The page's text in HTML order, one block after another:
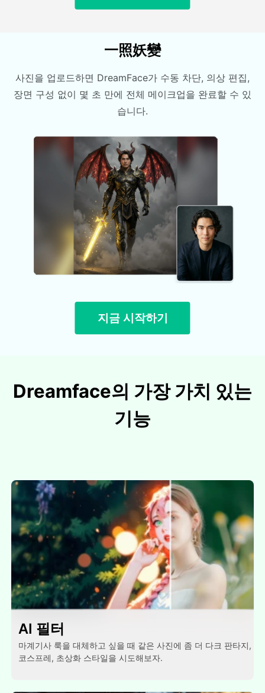
一照妖變
사진을 업로드하면 DreamFace가 수동 차단, 의상 편집,
장면 구성 없이 몇 초 만에 전체 메이크업을 완료할 수 있
습니다.
지금 시작하기
Dreamface의 가장 가치 있는
기능
AI 필터
마계기사 룩을 대체하고 싶을 때 같은 사진에 좀 더 다크 판타지,
코스프레, 초상화 스타일을 시도해보자.